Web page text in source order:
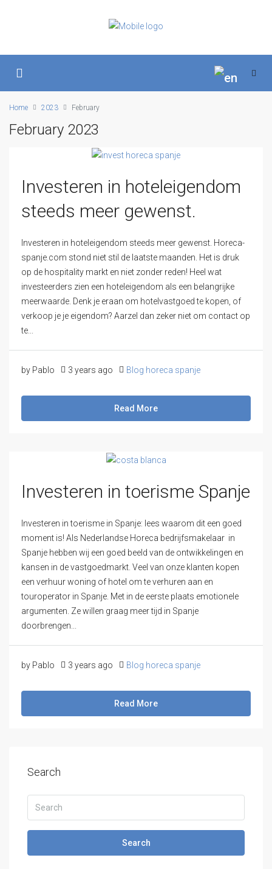
Home 2023 February
February 2023
Investeren in hoteleigendom
steeds meer gewenst.
Investeren in hoteleigendom steeds meer gewenst. Horeca-
spanje.com stond niet stil de laatste maanden. Het is druk
op de hospitality markt en niet zonder reden! Heel wat
investeerders zien een hoteleigendom als een belangrijke
meerwaarde. Denk je eraan om hotelvastgoed te kopen, of
verkoop je je eigendom? Aarzel dan zeker niet om contact op
te...
by Pablo 3 years ago Blog horeca spanje
Read More
Investeren in toerisme Spanje
Investeren in toerisme in Spanje: lees waarom dit een goed
moment is! Als Nederlandse Horeca bedrijfsmakelaar in
Spanje hebben wij een goed beeld van de ontwikkelingen en
kansen in de vastgoedmarkt. Veel van onze klanten kopen
een verhuur woning of hotel om te verhuren aan en
touroperator in Spanje. Met in de eerste plaats emotionele
argumenten. Ze willen graag meer tijd in Spanje
doorbrengen...
by Pablo 3 years ago Blog horeca spanje
Read More
Search
Search